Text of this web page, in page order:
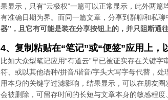
果显示，只有“云极权”一篇可以正常显示，此外两
有准确日期为界。而同一篇文章，分享到群聊和私聊
器”，且它有可能是装在分享按钮上的，并只阻断通
4、复制粘贴在“笔记”或“便签”应用上，
比如大众型笔记应用“有道云”早已被证实存在关键
符、或以其他语种/拼音/谐音/字头大写字母代替，
用本身的关键字过滤影响，结果显示，可以在朋友
会被删除，可留存时间的长短与文章本身的敏感程